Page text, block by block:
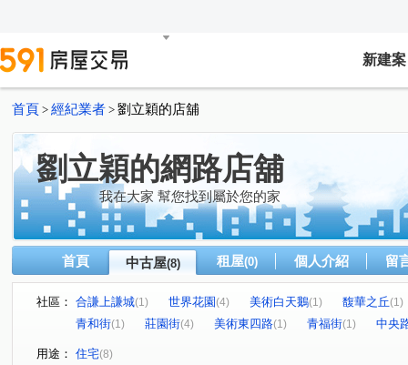
新建案
首頁 > 經紀業者 > 劉立穎的店舖
劉立穎的網路店舖
我在大家 幫您找到屬於您的家
首頁 中古屋(8) 租屋(0) 個人介紹 留
社區： 合謙上謙城(1) 世界花園(4) 美術白天鵝(1) 馥華之丘(1)
青和街(1) 莊園街(4) 美術東四路(1) 青福街(1) 中央
用途： 住宅(8)